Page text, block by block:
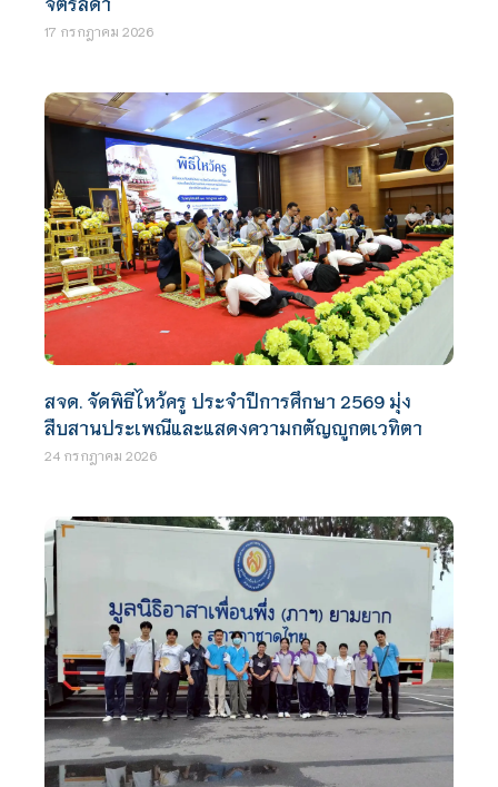
17 กรกฎาคม 2026
สจด. จัดพิธีไหว้ครู ประจำปีการศึกษา 2569 มุ่ง
สืบสานประเพณีและแสดงความกตัญญูกตเวทิตา
24 กรกฎาคม 2026